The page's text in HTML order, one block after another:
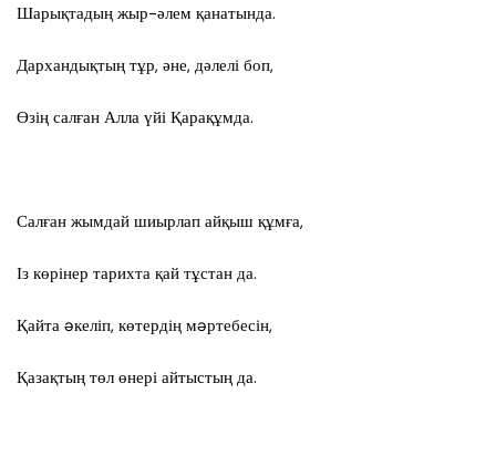
Шарықтадың жыр-әлем қанатында.
Дархандықтың тұр, әне, дәлелі боп,
Өзің салған Алла үйі Қарақұмда.
Салған жымдай шиырлап айқыш құмға,
Із көрінер тарихта қай тұстан да.
Қайта əкеліп, көтердің мəртебесін,
Қазақтың төл өнері айтыстың да.